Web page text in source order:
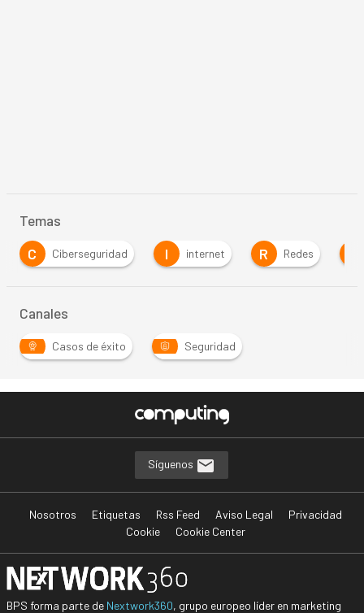
Temas
I internet R Redes S Seguridad
Canales
Casos de éxito Seguridad
Síguenos
Nosotros Etiquetas Rss Feed Aviso Legal
Privacidad
Cookie
Cookie Center
BPS forma parte de Nextwork360, grupo europeo líder en marketing